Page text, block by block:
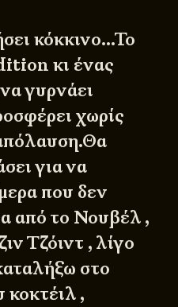
κόκκινο…Το
κι ένας
γυρνάει
χωρίς
για να
που δεν
από το Νουβέλ ,
Τζόιντ , λίγο
στο
κοκτέιλ ,